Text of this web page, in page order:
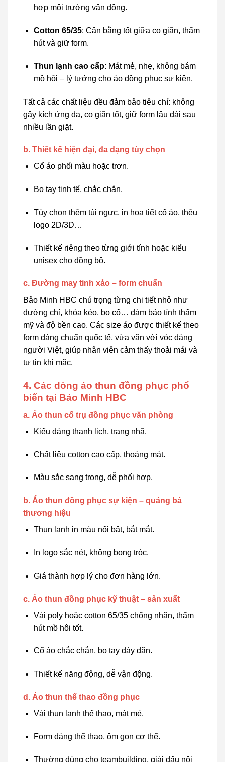
hợp môi trường vận động.
Cotton 65/35: Cân bằng tốt giữa co giãn, thấm
hút và giữ form.
Thun lạnh cao cấp: Mát mẻ, nhẹ, không bám
mồ hôi – lý tưởng cho áo đồng phục sự kiện.
Tất cả các chất liệu đều đảm bảo tiêu chí: không
gây kích ứng da, co giãn tốt, giữ form lâu dài sau
nhiều lần giặt.
b. Thiết kế hiện đại, đa dạng tùy chọn
Cổ áo phối màu hoặc trơn.
Bo tay tinh tế, chắc chắn.
Tùy chọn thêm túi ngực, in họa tiết cổ áo, thêu
logo 2D/3D…
Thiết kế riêng theo từng giới tính hoặc kiểu
unisex cho đồng bộ.
c. Đường may tinh xảo – form chuẩn
Bảo Minh HBC chú trọng từng chi tiết nhỏ như
đường chỉ, khóa kéo, bo cổ… đảm bảo tính thẩm
mỹ và độ bền cao. Các size áo được thiết kế theo
form dáng chuẩn quốc tế, vừa vặn với vóc dáng
người Việt, giúp nhân viên cảm thấy thoải mái và
tự tin khi mặc.
4. Các dòng áo thun đồng phục phổ
biến tại Bảo Minh HBC
a. Áo thun cổ trụ đồng phục văn phòng
Kiểu dáng thanh lịch, trang nhã.
Chất liệu cotton cao cấp, thoáng mát.
Màu sắc sang trọng, dễ phối hợp.
b. Áo thun đồng phục sự kiện – quảng bá
thương hiệu
Thun lạnh in màu nổi bật, bắt mắt.
In logo sắc nét, không bong tróc.
Giá thành hợp lý cho đơn hàng lớn.
c. Áo thun đồng phục kỹ thuật – sản xuất
Vải poly hoặc cotton 65/35 chống nhăn, thấm
hút mồ hôi tốt.
Cổ áo chắc chắn, bo tay dày dặn.
Thiết kế năng động, dễ vận động.
d. Áo thun thể thao đồng phục
Vải thun lạnh thể thao, mát mẻ.
Form dáng thể thao, ôm gọn cơ thể.
Thường dùng cho teambuilding, giải đấu nội